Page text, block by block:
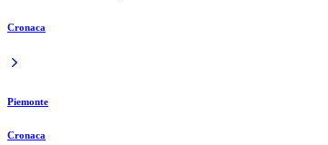
Cronaca
Piemonte
Cronaca